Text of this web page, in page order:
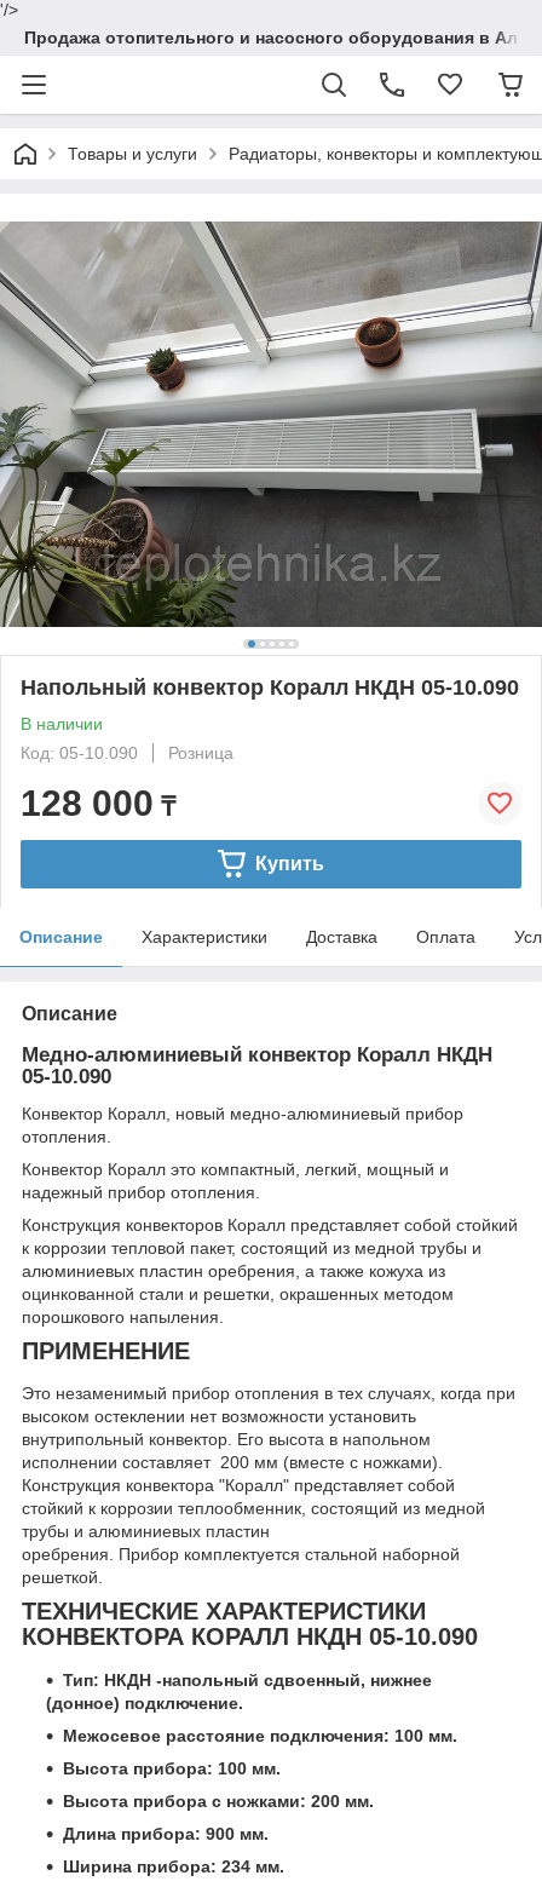
'/>
Продажа отопительного и насосного оборудования в
Товары и услуги Радиаторы, конвекторы и
Напольный конвектор Коралл НКДН 05-10.090
В наличии
Код: 05-10.090
Розница
128 000 ₸
Купить
Описание Характеристики Доставка Оплата
Описание
Медно-алюминиевый конвектор Коралл НКДН
05-10.090
Конвектор Коралл, новый медно-алюминиевый прибор
отопления.
Конвектор Коралл это компактный, легкий, мощный и
надежный прибор отопления.
Конструкция конвекторов Коралл представляет собой стойкий
к коррозии тепловой пакет, состоящий из медной трубы и
алюминиевых пластин оребрения, а также кожуха из
оцинкованной стали и решетки, окрашенных методом
порошкового напыления.
ПРИМЕНЕНИЕ
Это незаменимый прибор отопления в тех случаях, когда при
высоком остеклении нет возможности установить
внутрипольный конвектор. Его высота в напольном
исполнении составляет 200 мм (вместе с ножками).
Конструкция конвектора "Коралл" представляет собой
стойкий к коррозии теплообменник, состоящий из медной
трубы и алюминиевых пластин
оребрения. Прибор комплектуется стальной наборной
решеткой.
ТЕХНИЧЕСКИЕ ХАРАКТЕРИСТИКИ
КОНВЕКТОРА КОРАЛЛ НКДН 05-10.090
Тип: НКДН -напольный сдвоенный, нижнее
(донное) подключение.
Межосевое расстояние подключения: 100 мм.
Высота прибора: 100 мм.
Высота прибора с ножками: 200 мм.
Длина прибора: 900 мм.
Ширина прибора: 234 мм.